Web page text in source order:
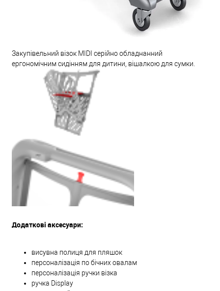
Закупівельний візок MIDI серійно обладнанний
ергономічним сидінням для дитини, вішалкою для сумки.
Додаткові аксесуари:
висувна полиця для пляшок
персоналізація по бічних овалам
персоналізація ручки візка
ручка Display